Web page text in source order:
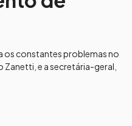
os constantes problemas no
e a secretária-geral,